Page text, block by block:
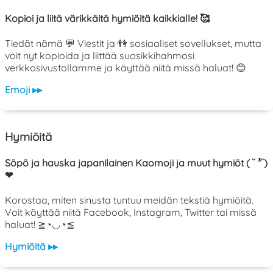
Kopioi ja liitä värikkäitä hymiöitä kaikkialle! 🥰
Tiedät nämä 💬 Viestit ja 👫 sosiaaliset sovellukset, mutta
voit nyt kopioida ja liittää suosikkihahmosi
verkkosivustollamme ja käyttää niitä missä haluat! 😊
Emoji ▸▸
Hymiöitä
Söpö ja hauska japanilainen Kaomoji ja muut hymiöt ( ˘ ³˘)
❤
Korostaa, miten sinusta tuntuu meidän tekstiä hymiöitä.
Voit käyttää niitä Facebook, Instagram, Twitter tai missä
haluat! ≧◔◡◔≦
Hymiöitä ▸▸